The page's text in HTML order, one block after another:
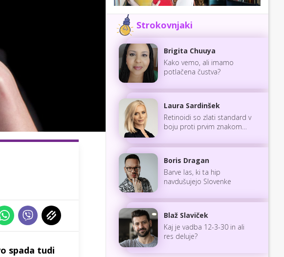
spada tudi
Strokovnjaki
Brigita Chuuya
Kako vemo, ali imamo
potlačena čustva?
Laura Sardinšek
Retinoidi so zlati standard v
boju proti prvim znakom
Boris Dragan
Barve las, ki ta hip
navdušujejo Slovenke
Blaž Slaviček
Kaj je vadba 12-3-30 in ali
res deluje?